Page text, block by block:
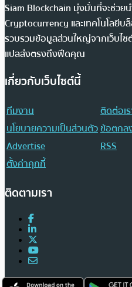
Siam Blockchain มุ่งมั่นที่จะช่วย
Cryptocurrency และเทคโนโลยีบ
รวบรวมข้อมูลส่วนใหญ่จากเว็บไซ
แปลส่งตรงถึงฟีดคุณ
เกี่ยวกับเว็บไซต์นี้
ทีมงาน
ติดต่อเ
นโยบายความเป็นส่วนตัวข้อตกล
Advertise
RSS
ตั้งค่าคุกกี้
ติดตามเรา